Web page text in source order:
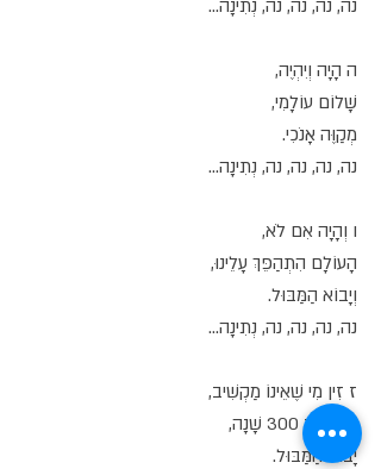
נה, נה, נה, נה, נְתִינָה...
ה הָיָה וְיִהְיֶה,
שָׁלוֹם עוֹלָמִי,
מְקַוֶּה אָנֹכִי.
נה, נה, נה, נה, נְתִינָה...
ו וְהָיָה אִם לֹא,
הָעוֹלָם הִתְהַפֵּךְ עָלֵינוּ,
וְיָבוֹא הַמַּבּוּל.
נה, נה, נה, נה, נְתִינָה...
ז זִין מִי שֶׁאֵינוֹ מַקְשִׁיב,
כִּי בְּעוֹד 300 שָׁנָה,
יָבוֹא הַמַּבּוּל.